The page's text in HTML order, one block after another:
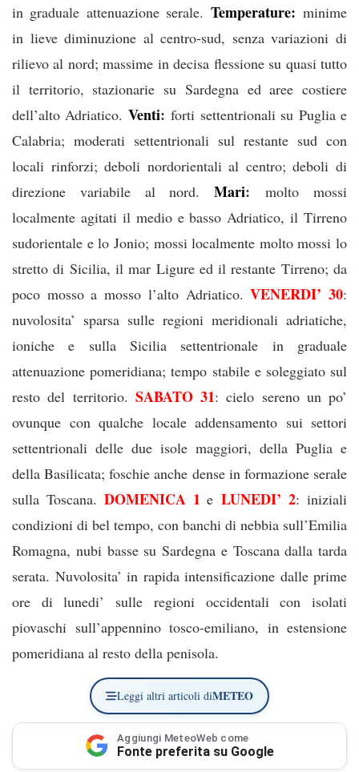
in graduale attenuazione serale. Temperature:minime
in lieve diminuzione al centro-sud, senza variazioni di
rilievo al nord; massime in decisa flessione su quasi tutto
il territorio, stazionarie su Sardegna ed aree costiere
dell’alto Adriatico. Venti: forti settentrionali su Puglia e
Calabria; moderati settentrionali sul restante sud con
locali rinforzi; deboli nordorientali al centro; deboli di
direzione variabile al nord.Mari:molto mossi
localmente agitati il medio e basso Adriatico, il Tirreno
sudorientale e lo Jonio; mossi localmente molto mossi lo
stretto di Sicilia, il mar Ligure ed il restante Tirreno; da
poco mosso a mosso l’alto Adriatico.VENERDI’ 30:
nuvolosita’ sparsa sulle regioni meridionali adriatiche,
ioniche e sulla Sicilia settentrionale in graduale
attenuazione pomeridiana; tempo stabile e soleggiato sul
resto del territorio. SABATO 31: cielo sereno un po’
ovunque con qualche locale addensamento sui settori
settentrionali delle due isole maggiori, della Puglia e
della Basilicata; foschie anche dense in formazione serale
sulla Toscana. DOMENICA 1 eLUNEDI’ 2: iniziali
condizioni di bel tempo, con banchi di nebbia sull’Emilia
Romagna, nubi basse su Sardegna e Toscana dalla tarda
serata. Nuvolosita’ in rapida intensificazione dalle prime
ore di lunedi’ sulle regioni occidentali con isolati
piovaschi sull’appennino tosco-emiliano, in estensione
pomeridiana al resto della penisola.
Leggi altri articoli diMETEO
Aggiungi MeteoWeb come
Fonte preferita su Google